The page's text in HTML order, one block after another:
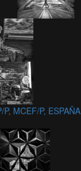
P, MCEF/P, ESPAÑA